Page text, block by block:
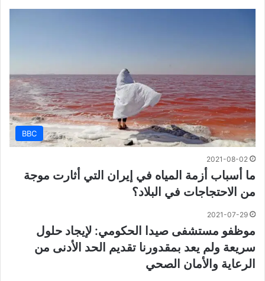
BBC
2021-08-02
ما أسباب أزمة المياه في إيران التي أثارت موجة
من الاحتجاجات في البلاد؟
2021-07-29
موظفو مستشفى صيدا الحكومي: لإيجاد حلول
سريعة ولم يعد بمقدورنا تقديم الحد الأدنى من
الرعاية والأمان الصحي